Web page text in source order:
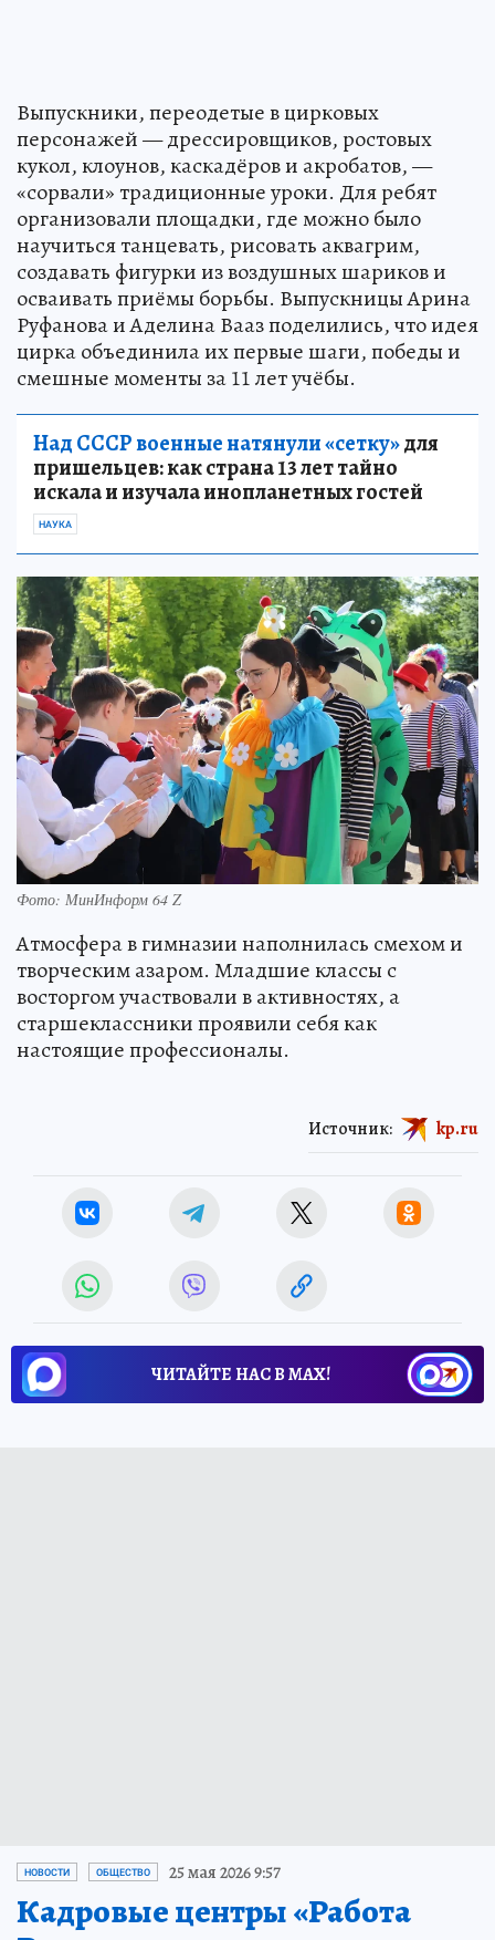
Выпускники, переодетые в цирковых
персонажей — дрессировщиков, ростовых
кукол, клоунов, каскадёров и акробатов, —
«сорвали» традиционные уроки. Для ребят
организовали площадки, где можно было
научиться танцевать, рисовать аквагрим,
создавать фигурки из воздушных шариков и
осваивать приёмы борьбы. Выпускницы Арина
Руфанова и Аделина Вааз поделились, что идея
цирка объединила их первые шаги, победы и
смешные моменты за 11 лет учёбы.
Над СССР военные натянули «сетку»для
пришельцев: как страна 13 лет тайно
искала и изучала инопланетных гостей
НАУКА
Фото: МинИнформ 64 Z
Атмосфера в гимназии наполнилась смехом и
творческим азаром. Младшие классы с
восторгом участвовали в активностях, а
старшеклассники проявили себя как
настоящие профессионалы.
Источник: kp.ru
ЧИТАЙТЕ НАС В МАХ!
НОВОСТИ ОБЩЕСТВО 25 мая 2026 9:57
Кадровые центры «Работа